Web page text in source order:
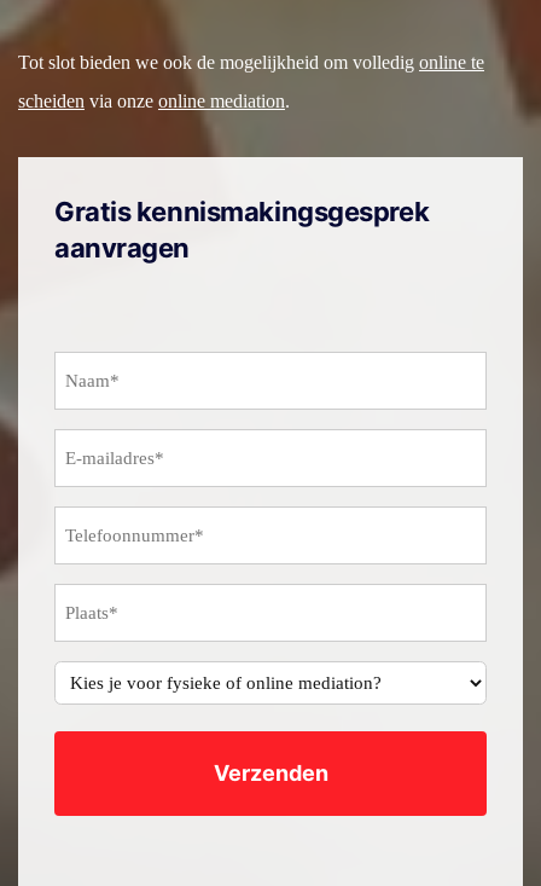
Tot slot bieden we ook de mogelijkheid om volledig online te
scheiden via onze online mediation.
Gratis kennismakingsgesprek
aanvragen
mail
Kies
je
voor
online